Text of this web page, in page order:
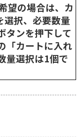
望の場合は、カ
選択、必要数量
タンを押下して
「カートに入れ
量選択は1個で